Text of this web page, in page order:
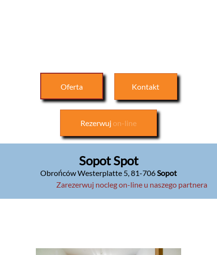
Oferta Kontakt
Rezerwuj on-line
Sopot Spot
Obrońców Westerplatte 5,81-706Sopot
Zarezerwuj nocleg on-line u naszego partnera